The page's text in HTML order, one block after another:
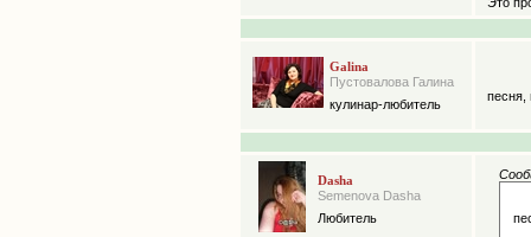
Galina
Пустовалова Галина
кулинар-любитель
песня,
Dasha
Semenova Dasha
Любитель